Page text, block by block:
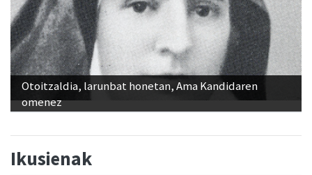
Otoitzaldia, larunbat honetan, Ama Kandidaren
omenez
Ikusienak